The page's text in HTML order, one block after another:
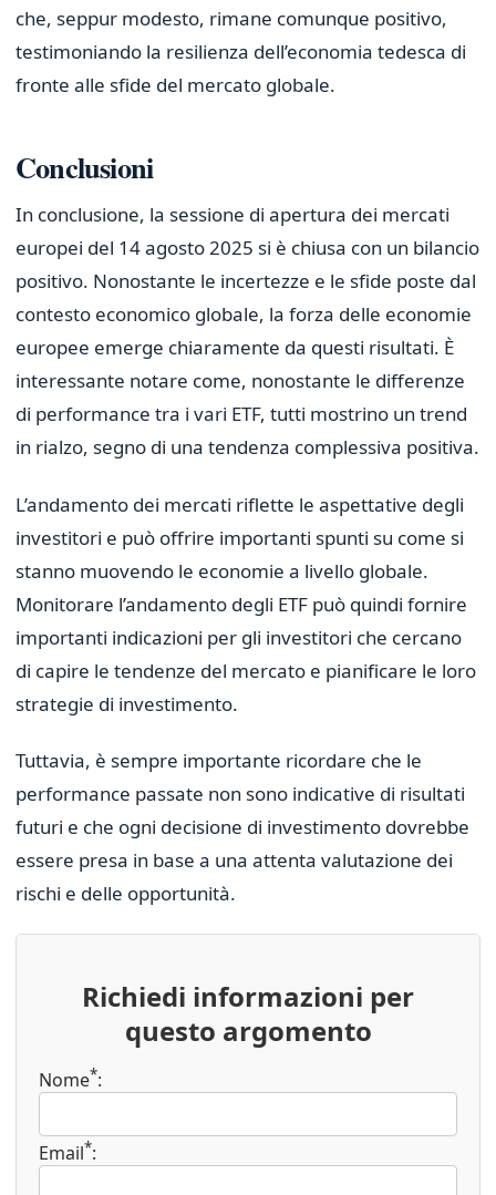
che, seppur modesto, rimane comunque positivo,
testimoniando la resilienza dell’economia tedesca di
fronte alle sfide del mercato globale.
Conclusioni
In conclusione, la sessione di apertura dei mercati
europei del 14 agosto 2025 si è chiusa con un bilancio
positivo. Nonostante le incertezze e le sfide poste dal
contesto economico globale, la forza delle economie
europee emerge chiaramente da questi risultati. È
interessante notare come, nonostante le differenze
di performance tra i vari ETF, tutti mostrino un trend
in rialzo, segno di una tendenza complessiva positiva.
L’andamento dei mercati riflette le aspettative degli
investitori e può offrire importanti spunti su come si
stanno muovendo le economie a livello globale.
Monitorare l’andamento degli ETF può quindi fornire
importanti indicazioni per gli investitori che cercano
di capire le tendenze del mercato e pianificare le loro
strategie di investimento.
Tuttavia, è sempre importante ricordare che le
performance passate non sono indicative di risultati
futuri e che ogni decisione di investimento dovrebbe
essere presa in base a una attenta valutazione dei
rischi e delle opportunità.
Richiedi informazioni per
questo argomento
Nome*:
Email*: